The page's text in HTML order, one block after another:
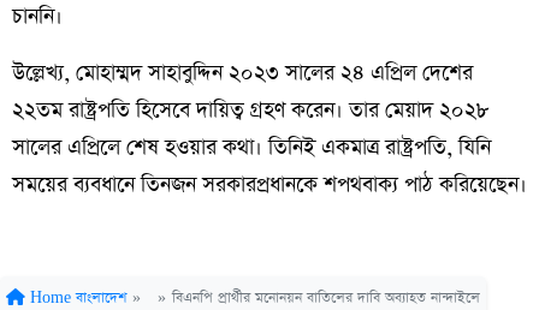
চাননি।
উল্লেখ্য, মোহাম্মদ সাহাবুদ্দিন ২০২৩ সালের ২৪ এপ্রিল দেশের
২২তম রাষ্ট্রপতি হিসেবে দায়িত্ব গ্রহণ করেন। তার মেয়াদ ২০২৮
সালের এপ্রিলে শেষ হওয়ার কথা। তিনিই একমাত্র রাষ্ট্রপতি, যিনি
সময়ের ব্যবধানে তিনজন সরকারপ্রধানকে শপথবাক্য পাঠ করিয়েছেন।
Home বাংলাদেশ » » বিএনপি প্রার্থীর মনোনয়ন বাতিলের দাবি অব্যাহত নান্দাইলে